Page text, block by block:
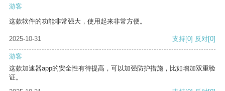
游客
这款软件的功能非常强大，使用起来非常方便。
2025-10-31 支持[0] 反对[0]
游客
这款加速器app的安全性有待提高，可以加强防护措施，比如增加双重验
证。